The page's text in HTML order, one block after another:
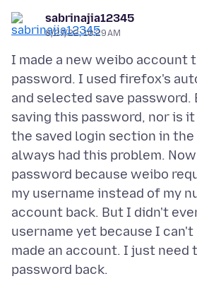
sabrinajia12345
8/27/22, 10:29 AM
I made a new weibo account
password. I used firefox's
and selected save
saving this password, nor is
the saved login section in
always had this problem.
password because weibo
my username instead of my
account back. But I didn't
username yet because I
made an account. I just need